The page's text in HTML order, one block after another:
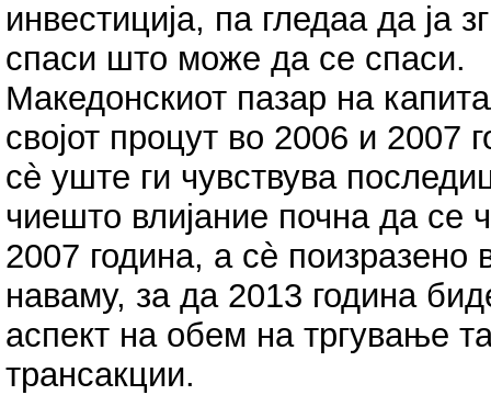
инвестиција, па гледаа да ја
спаси што може да се спаси.
Македонскиот пазар на
својот процут во 2006 и 2007
сè уште ги чувствува
чиешто влијание почна да се
2007 година, а сè
наваму, за да 2013 година
аспект на обем на тргување
трансакции.